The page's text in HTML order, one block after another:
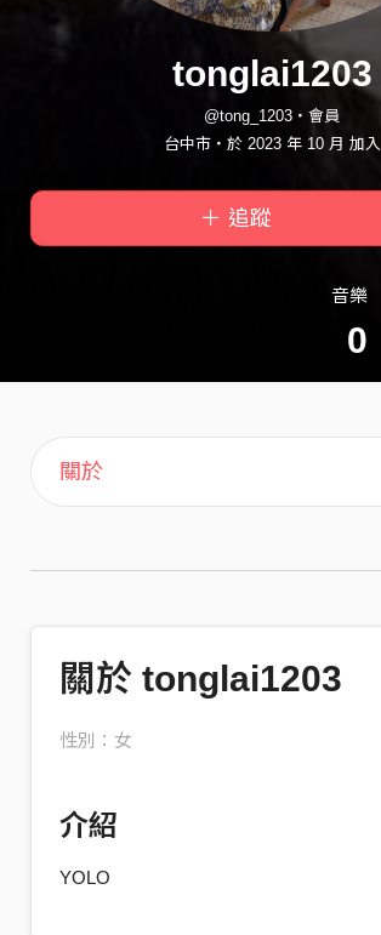
tonglai1203
@tong_1203・會員
台中市・於 2023 年 10 月 加入
＋ 追蹤
音樂
0
主頁
關於
關於 tonglai1203
性別：女
介紹
YOLO